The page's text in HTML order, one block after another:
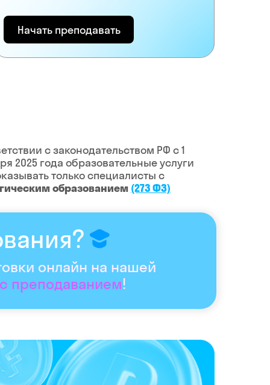
Начать преподавать
с законодательством РФ c 1
2025 года образовательные услуги
только специалисты с
образованием (273 ФЗ)
онлайн на нашей
преподаванием!